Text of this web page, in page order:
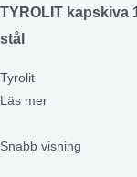
TYROLIT kapskiva
stål
Tyrolit
Läs mer
Snabb visning